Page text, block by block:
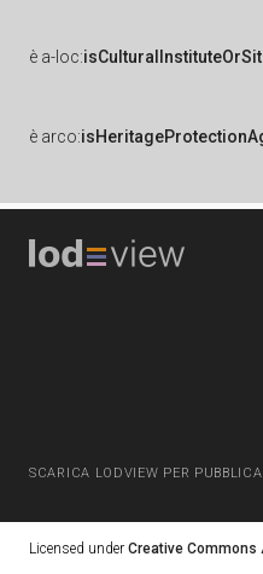
è a-loc:
è arco:
SCARICA LODVIEW PER
Licensed under Creative Commons